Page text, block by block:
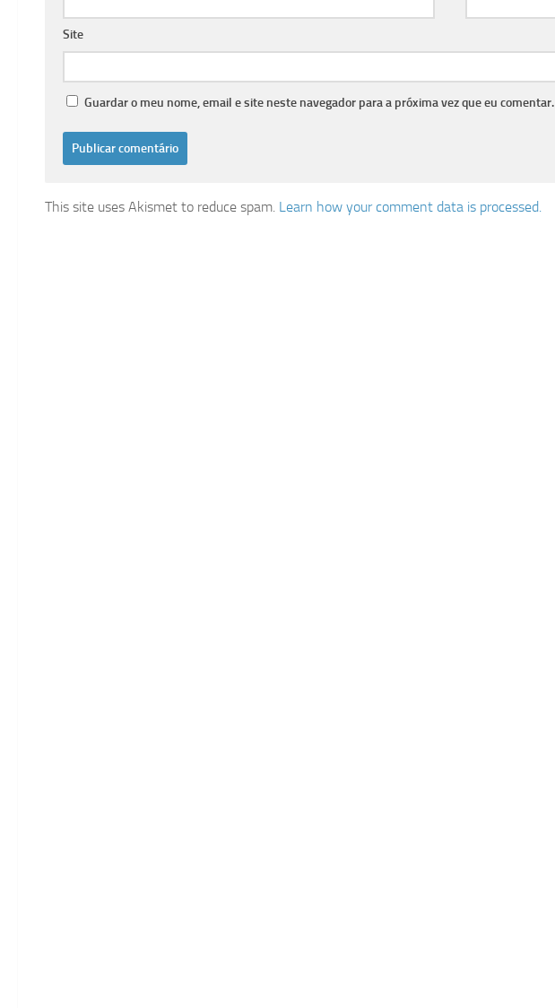
Site
Guardar o meu nome, email e site neste navegador para a próxima vez que eu comentar.
This site uses Akismet to reduce spam. Learn how your comment data is processed.